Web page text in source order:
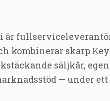
är
kombinerar skarp
säljkår,
— under ett